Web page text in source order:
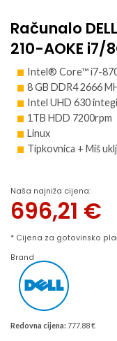
Računalo
210-AOKE i7/
Intel® Core™ i7-
8 GB DDR4 2666
Intel UHD 630
1TB HDD 7200rpm
Linux
Tipkovnica + Miš
Naša najniža cijena:
696,21 €
* Cijena za gotovinsko
Brand
Redovna cijena: 777.88 €